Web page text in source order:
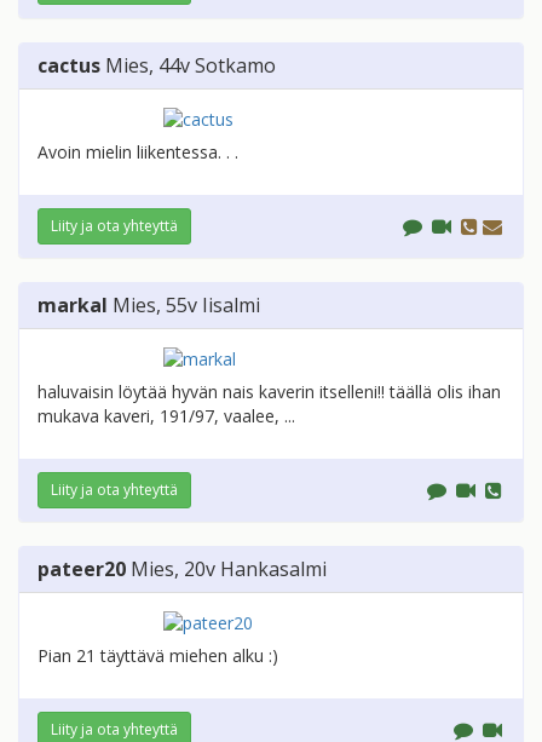
cactus Mies, 44vSotkamo
Avoin mielin liikentessa. . .
Liity ja ota yhteyttä
markal Mies, 55v Iisalmi
haluvaisin löytää hyvän nais kaverin itselleni!! täällä olis ihan
mukava kaveri, 191/97, vaalee, ...
Liity ja ota yhteyttä
pateer20 Mies, 20v Hankasalmi
Pian 21 täyttävä miehen alku :)
Liity ja ota yhteyttä